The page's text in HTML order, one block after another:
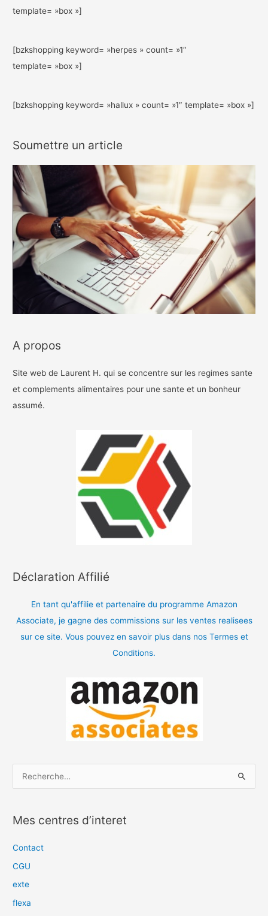
template= »box »]
[bzkshopping keyword= »herpes » count= »1″
template= »box »]
[bzkshopping keyword= »hallux » count= »1″ template= »box »]
Soumettre un article
A propos
Site web de Laurent H. qui se concentre sur les regimes sante
et complements alimentaires pour une sante et un bonheur
assumé.
Déclaration Affilié
En tant qu'affilie et partenaire du programme Amazon
Associate, je gagne des commissions sur les ventes realisees
sur ce site. Vous pouvez en savoir plus dans nos Termes et
Conditions.
h
e
e
Mes centres d’interet
Contact
CGU
exte
flexa